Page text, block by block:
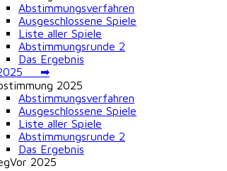
Abstimmungsverfahren
Ausgeschlossene Spiele
Liste aller Spiele
Abstimmungsrunde 2
Das Ergebnis
2025 ➡
2025
Abstimmungsverfahren
Ausgeschlossene Spiele
Liste aller Spiele
Abstimmungsrunde 2
Das Ergebnis
2025